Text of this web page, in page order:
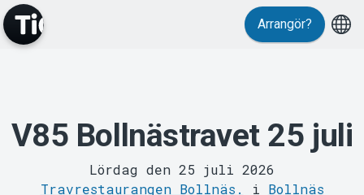
MyTickster
Arrangör?
V85 Bollnästravet 25 juli
Lördag den 25 juli 2026
Travrestaurangen Bollnäs.
i Bollnäs